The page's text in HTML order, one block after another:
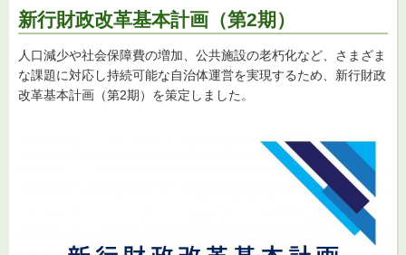
新行財政改革基本計画（第2期）
人口減少や社会保障費の増加、公共施設の老朽化など、さまざま
な課題に対応し持続可能な自治体運営を実現するため、新行財政
改革基本計画（第2期）を策定しました。